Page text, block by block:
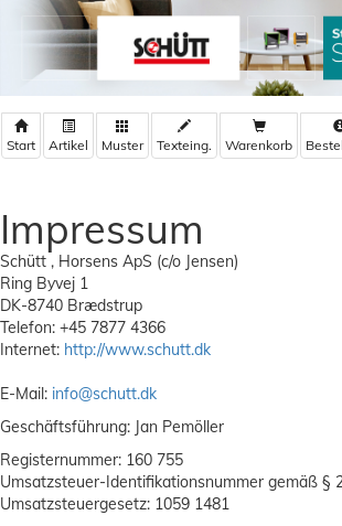
Warenkorb
Impressum
Schütt , Horsens ApS (c/o Jensen)
Ring Byvej 1
DK-8740 Brædstrup
Telefon: +45 7877 4366
Internet: http://www.schutt.dk
E-Mail: info@schutt.dk
Geschäftsführung: Jan Pemöller
Registernummer: 160 755
Umsatzsteuer-Identifikationsnummer gemäß §
Umsatzsteuergesetz: 1059 1481